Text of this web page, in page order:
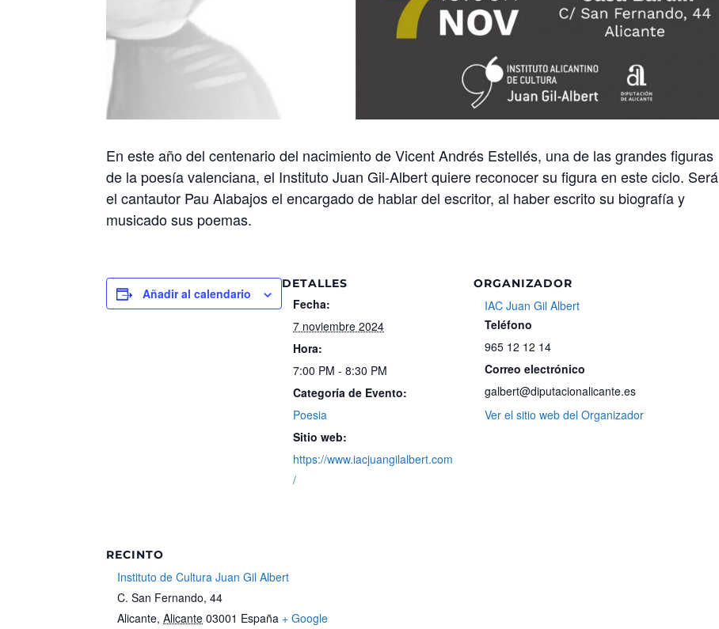
En este año del centenario del nacimiento de Vicent Andrés Estellés, una de las grandes figuras
de la poesía valenciana, el Instituto Juan Gil-Albert quiere reconocer su figura en este ciclo. Será
el cantautor Pau Alabajos el encargado de hablar del escritor, al haber escrito su biografía y
musicado sus poemas.
Añadir al calendario
DETALLES
Fecha:
7 noviembre 2024
Hora:
7:00 PM - 8:30 PM
Categoría de Evento:
Poesia
Sitio web:
https://www.iacjuangilalbert.com
/
ORGANIZADOR
IAC Juan Gil Albert
Teléfono
965 12 12 14
Correo electrónico
galbert@diputacionalicante.es
Ver el sitio web del Organizador
RECINTO
Instituto de Cultura Juan Gil Albert
C. San Fernando, 44
Alicante, Alicante 03001 España + Google